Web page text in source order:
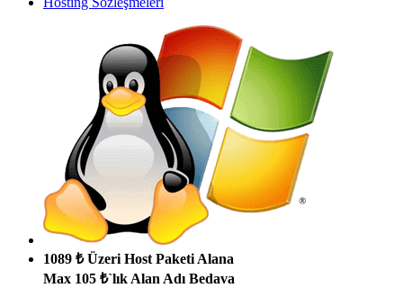
1089 ₺ Üzeri Host Paketi Alana
Max 105 ₺`lık Alan Adı Bedava